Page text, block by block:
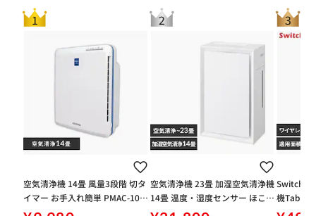
空気清浄機 14畳 風量3段階 切タ
イマー お手入れ簡単 PMAC-100
ホワイト
空気清浄機 23畳 加湿空気清浄機
14畳 温度・湿度センサー ほこり
センサー 2WAY給水 お手入れ簡
機Table